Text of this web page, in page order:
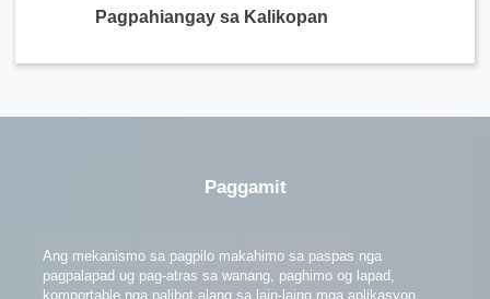
Pagpahiangay sa Kalikopan
Paggamit
Ang mekanismo sa pagpilo makahimo sa paspas nga
pagpalapad ug pag-atras sa wanang, paghimo og lapad,
komportable nga palibot alang sa lain-laing mga aplikasyon,